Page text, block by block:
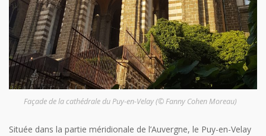
Façade de la cathédrale du Puy-en-Velay (© Fanny Cohen Moreau)
Située dans la partie méridionale de l’Auvergne, le Puy-en-Velay